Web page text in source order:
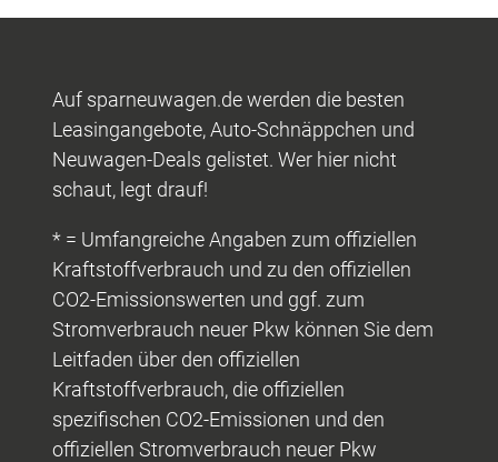
Auf sparneuwagen.de werden die besten
Leasingangebote, Auto-Schnäppchen und
Neuwagen-Deals gelistet. Wer hier nicht
schaut, legt drauf!
* = Umfangreiche Angaben zum offiziellen
Kraftstoffverbrauch und zu den offiziellen
CO2-Emissionswerten und ggf. zum
Stromverbrauch neuer Pkw können Sie dem
Leitfaden über den offiziellen
Kraftstoffverbrauch, die offiziellen
spezifischen CO2-Emissionen und den
offiziellen Stromverbrauch neuer Pkw